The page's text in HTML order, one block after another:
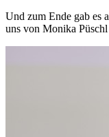
Und zum Ende gab es
uns von Monika